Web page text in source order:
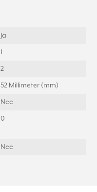
Ja
1
2
52 Millimeter (mm)
Nee
0
Nee